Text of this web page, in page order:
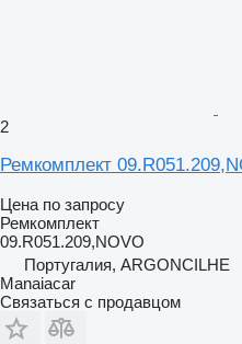
2
Ремкомплект
Цена по запросу
Ремкомплект
09.R051.209,NOVO
Португалия, ARGONCILHE
Manaiacar
Связаться с продавцом